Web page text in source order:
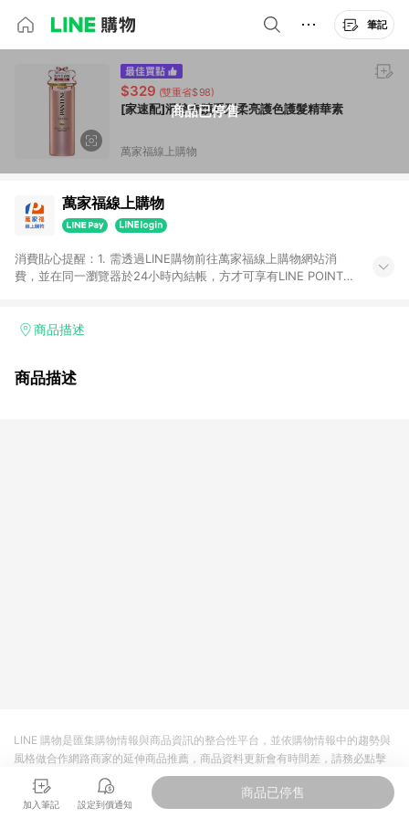
筆記
商品已停售
$329 (雙重省$98)
[家速配]潘婷奇蹟系列柔亮護色護髮精華素
萬家福線上購物
萬家福線上購物
消費貼心提醒：1. 需透過LINE購物前往萬家福線上購物網站消
費，並在同一瀏覽器於24小時內結帳，方才可享有LINE POINTS
4. 不具回饋資格種類商品：電子禮券。 5. 回饋點數計算將排除訂
錄，相關問題請於保留時間內聯絡客服中心，並由康達盛通生活
商品描述
商品描述
加入筆記 設定到價通知
商品已停售
LINE 購物是匯集購物情報與商品資訊的整合性平台，並依購物情報中的趨勢與
風格做合作網路商家的延伸商品推薦，商品資料更新會有時間差，請務必點擊
商品至各合作網路商家，確認現售價與購物條件，一切資訊以合作廠商網頁為
準。